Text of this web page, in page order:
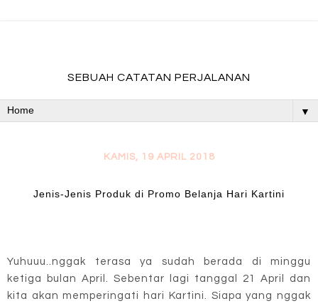
SEBUAH CATATAN PERJALANAN
▼
KAMIS, 19 APRIL 2018
Jenis-Jenis Produk di Promo Belanja Hari Kartini
Yuhuuu..nggak terasa ya sudah berada di minggu
ketiga bulan April. Sebentar lagi tanggal 21 April dan
kita akan memperingati hari Kartini. Siapa yang nggak